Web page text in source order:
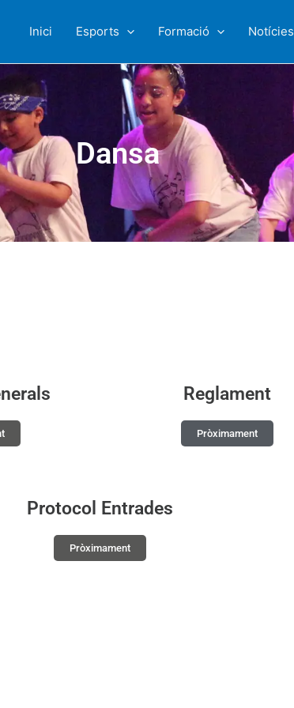
Inici Esports Formació Notícies
Dansa
Reglament
Pròximament
Protocol Entrades
Pròximament